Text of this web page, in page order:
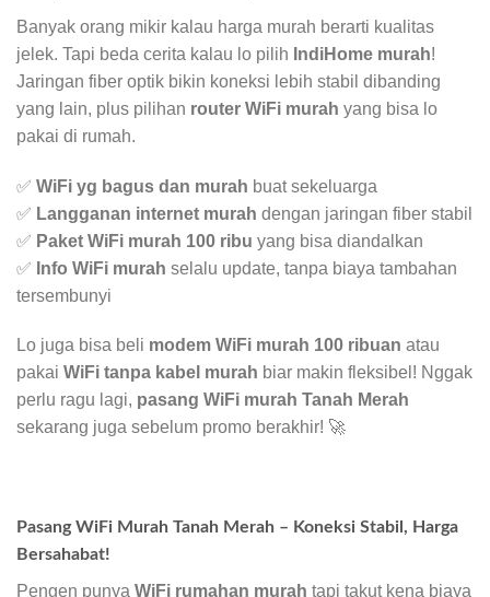
Banyak orang mikir kalau harga murah berarti kualitas
jelek. Tapi beda cerita kalau lo pilih IndiHome murah!
Jaringan fiber optik bikin koneksi lebih stabil dibanding
yang lain, plus pilihan router WiFi murah yang bisa lo
pakai di rumah.
✅ WiFi yg bagus dan murah buat sekeluarga
✅ Langganan internet murah dengan jaringan fiber stabil
✅ Paket WiFi murah 100 ribu yang bisa diandalkan
✅ Info WiFi murah selalu update, tanpa biaya tambahan
tersembunyi
Lo juga bisa beli modem WiFi murah 100 ribuan atau
pakai WiFi tanpa kabel murah biar makin fleksibel! Nggak
perlu ragu lagi, pasang WiFi murah Tanah Merah
sekarang juga sebelum promo berakhir! 🚀
Pasang WiFi Murah Tanah Merah – Koneksi Stabil, Harga
Bersahabat!
Pengen punya WiFi rumahan murah tapi takut kena biaya